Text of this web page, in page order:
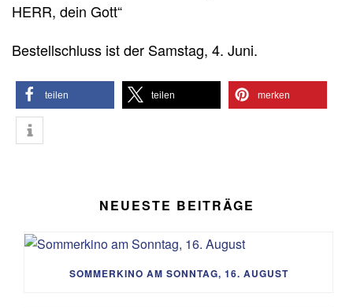
HERR, dein Gott“
Bestellschluss ist der Samstag, 4. Juni.
teilen teilen merken
NEUESTE BEITRÄGE
SOMMERKINO AM SONNTAG, 16. AUGUST